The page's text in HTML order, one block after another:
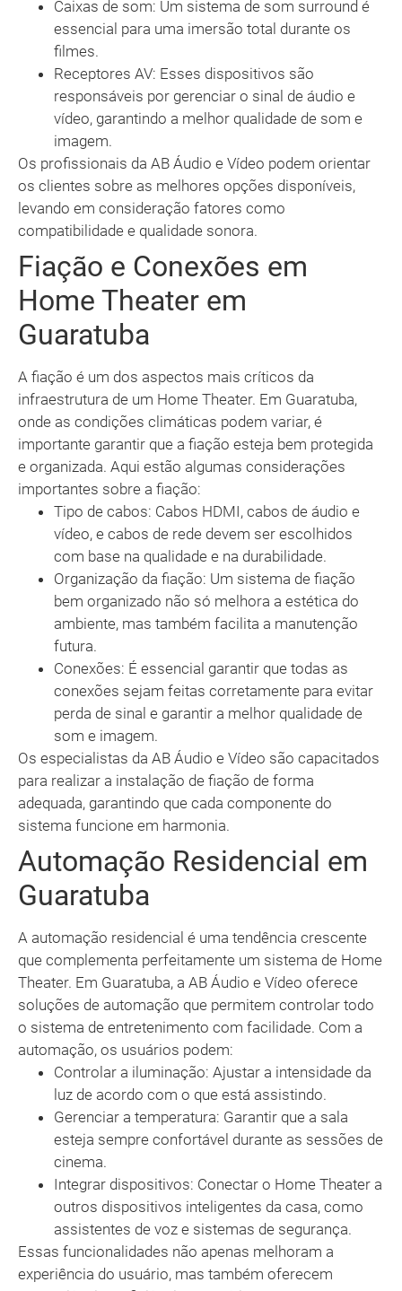
Caixas de som: Um sistema de som surround é
essencial para uma imersão total durante os
filmes.
Receptores AV: Esses dispositivos são
responsáveis por gerenciar o sinal de áudio e
vídeo, garantindo a melhor qualidade de som e
imagem.
Os profissionais da AB Áudio e Vídeo podem orientar
os clientes sobre as melhores opções disponíveis,
levando em consideração fatores como
compatibilidade e qualidade sonora.
Fiação e Conexões em
Home Theater em
Guaratuba
A fiação é um dos aspectos mais críticos da
infraestrutura de um Home Theater. Em Guaratuba,
onde as condições climáticas podem variar, é
importante garantir que a fiação esteja bem protegida
e organizada. Aqui estão algumas considerações
importantes sobre a fiação:
Tipo de cabos: Cabos HDMI, cabos de áudio e
vídeo, e cabos de rede devem ser escolhidos
com base na qualidade e na durabilidade.
Organização da fiação: Um sistema de fiação
bem organizado não só melhora a estética do
ambiente, mas também facilita a manutenção
futura.
Conexões: É essencial garantir que todas as
conexões sejam feitas corretamente para evitar
perda de sinal e garantir a melhor qualidade de
som e imagem.
Os especialistas da AB Áudio e Vídeo são capacitados
para realizar a instalação de fiação de forma
adequada, garantindo que cada componente do
sistema funcione em harmonia.
Automação Residencial em
Guaratuba
A automação residencial é uma tendência crescente
que complementa perfeitamente um sistema de Home
Theater. Em Guaratuba, a AB Áudio e Vídeo oferece
soluções de automação que permitem controlar todo
o sistema de entretenimento com facilidade. Com a
automação, os usuários podem:
Controlar a iluminação: Ajustar a intensidade da
luz de acordo com o que está assistindo.
Gerenciar a temperatura: Garantir que a sala
esteja sempre confortável durante as sessões de
cinema.
Integrar dispositivos: Conectar o Home Theater a
outros dispositivos inteligentes da casa, como
assistentes de voz e sistemas de segurança.
Essas funcionalidades não apenas melhoram a
experiência do usuário, mas também oferecem